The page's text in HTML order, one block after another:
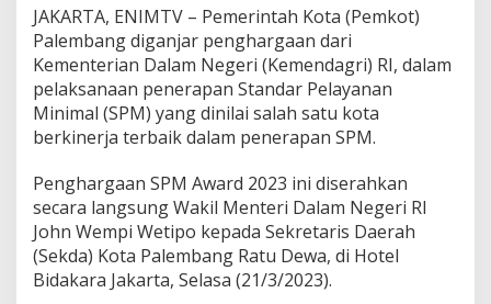
r
p
a
n
S
P
M
e
-
I
n
d
o
JAKARTA, ENIMTV – Pemerintah Kota (Pemkot)
Palembang diganjar penghargaan dari
Kementerian Dalam Negeri (Kemendagri) RI, dalam
pelaksanaan penerapan Standar Pelayanan
Minimal (SPM) yang dinilai salah satu kota
berkinerja terbaik dalam penerapan SPM.
Penghargaan SPM Award 2023 ini diserahkan
secara langsung Wakil Menteri Dalam Negeri RI
John Wempi Wetipo kepada Sekretaris Daerah
(Sekda) Kota Palembang Ratu Dewa, di Hotel
Bidakara Jakarta, Selasa (21/3/2023).